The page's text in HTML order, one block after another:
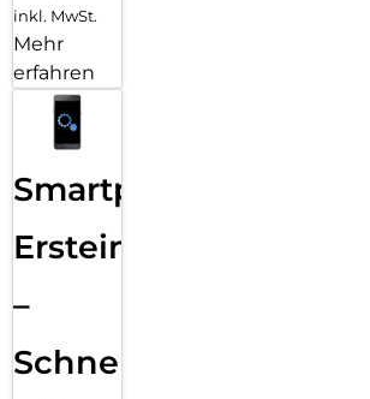
inkl. MwSt.
Mehr
erfahren
Smartphone
Ersteinrichtung
–
Schnelle